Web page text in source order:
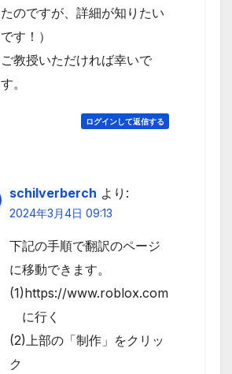
たのですが、詳細が知りたい
です！）
ご教授いただければ幸いで
す。
ログインして返信する
schilverberch より:
2024年3月4日 09:13
下記の手順で翻訳のページ
に移動できます。
(1)https://www.roblox.com
に行く
(2)上部の「制作」をクリッ
ク